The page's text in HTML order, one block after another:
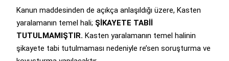
Kanun maddesinden de açıkça anlaşıldığı üzere, Kasten
yaralamanın temel hali; ŞİKAYETE TABİİ
TUTULMAMIŞTIR. Kasten yaralamanın temel halinin
şikayete tabi tutulmaması nedeniyle re’sen soruşturma ve